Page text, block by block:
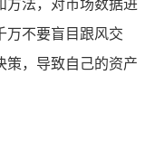
方法，对市场数据进
万不要盲目跟风交
策，导致自己的资产